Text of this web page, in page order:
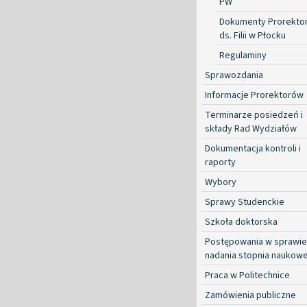
Dokumenty
ds. Filii w Płocku
Regulaminy
Sprawozdania
Informacje Prorektorów
Terminarze posiedzeń i
składy Rad Wydziałów
Dokumentacja kontroli i
raporty
Wybory
Sprawy Studenckie
Szkoła doktorska
Postępowania w sprawie
nadania stopnia
Praca w Politechnice
Zamówienia publiczne